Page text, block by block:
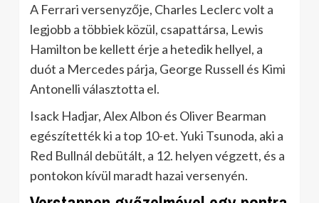
A Ferrari versenyzője, Charles Leclerc volt a
legjobb a többiek közül, csapattársa, Lewis
Hamilton be kellett érje a hetedik hellyel, a
duót a Mercedes párja, George Russell és Kimi
Antonelli választotta el.
Isack Hadjar, Alex Albon és Oliver Bearman
egészítették ki a top 10-et. Yuki Tsunoda, aki a
Red Bullnál debütált, a 12. helyen végzett, és a
pontokon kívül maradt hazai versenyén.